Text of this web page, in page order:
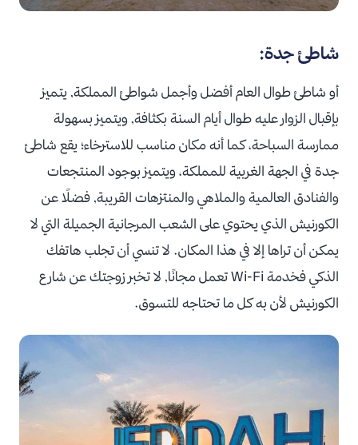
شاطئ جدة:
أو شاطئ طوال العام أفضل وأجمل شواطئ المملكة, يتميز
بإقبال الزوار عليه طوال أيام السنة بكثافة, ويتميز بسهولة
ممارسة السباحة، كما أنه مكان مناسب للاسترخاء؛ يقع شاطئ
جدة في الجهة الغربية للمملكة، ويتميز بوجود المنتجعات
والفنادق العالمية والملاهي والمنتزهات القريبة, فضلًا عن
الكورنيش الذي يحتوي على الشعب المرجانية الجميلة التي لا
يمكن أن تراها إلا في هذا المكان. لا تنسي أن تجلب هاتفك
الذكي فخدمة Wi-Fi تعمل مجانًا, لا تخبر زوجتك عن شارع
الكورنيش لأن به كل ما تحتاجه للتسوق.